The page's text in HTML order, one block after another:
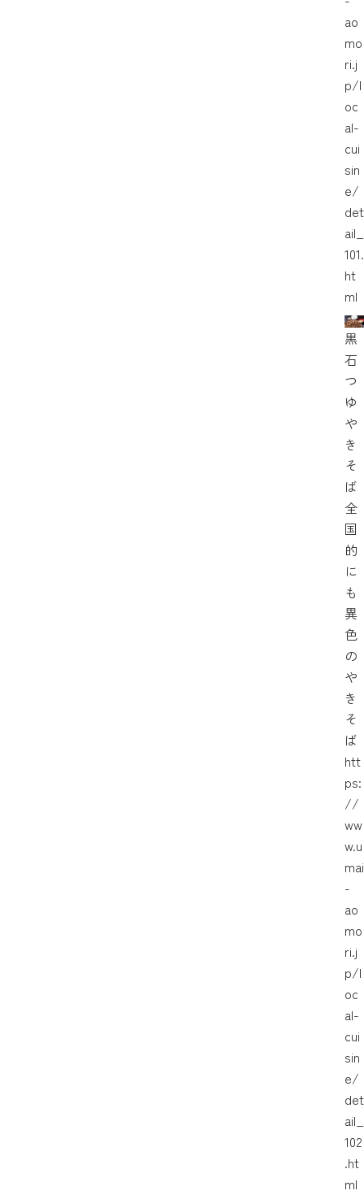
ao
mo
ri.j
p/l
oc
al-
cui
sin
e/
det
ail_
101.
ht
ml
黒
石
つ
ゆ
や
き
そ
ば
全
国
的
に
も
異
色
の
や
き
そ
ば
htt
ps:
//
ww
w.u
mai
-
ao
mo
ri.j
p/l
oc
al-
cui
sin
e/
det
ail_
102
.ht
ml